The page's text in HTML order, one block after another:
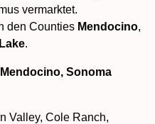
vermarktet.
den Counties Mendocino,
Lake.
Sonoma
Valley, Cole Ranch,